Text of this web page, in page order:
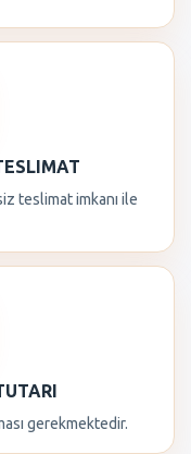
teslimat imkanı ile
gerekmektedir.